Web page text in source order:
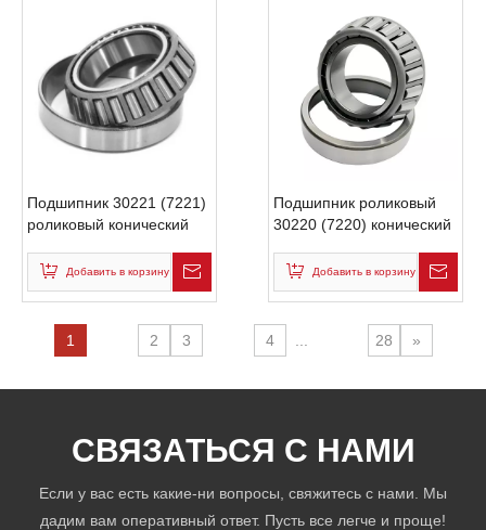
Подшипник 30221 (7221)
роликовый конический
размеры 105x190x36мм
по выгодней цене
Добавить в корзину
Подшипник роликовый
30220 (7220) конический
размерам 100x180x37
для машины
Добавить в корзину
1 2 3 4 28 »
СВЯЗАТЬСЯ С НАМИ
Если у вас есть какие-ни вопросы, свяжитесь с нами. Мы
дадим вам оперативный ответ. Пусть все легче и проще!